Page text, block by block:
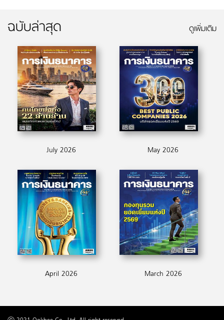
ฉบับล่าสุด ดูเพิ่มเติม
July 2026 May 2026
April 2026 March 2026